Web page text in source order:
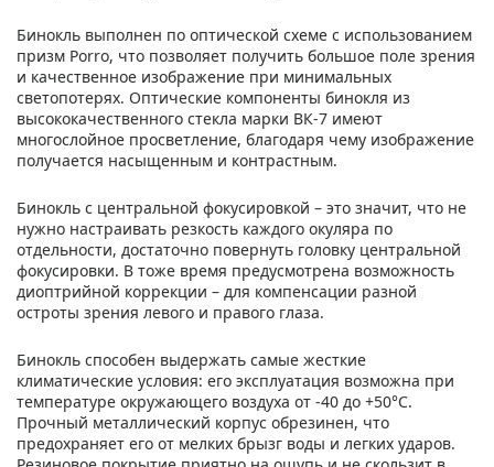
Бинокль выполнен по оптической схеме с использованием
призм Porro, что позволяет получить большое поле зрения
и качественное изображение при минимальных
светопотерях. Оптические компоненты бинокля из
высококачественного стекла марки ВК-7 имеют
многослойное просветление, благодаря чему изображение
получается насыщенным и контрастным.
Бинокль с центральной фокусировкой – это значит, что не
нужно настраивать резкость каждого окуляра по
отдельности, достаточно повернуть головку центральной
фокусировки. В тоже время предусмотрена возможность
диоптрийной коррекции – для компенсации разной
остроты зрения левого и правого глаза.
Бинокль способен выдержать самые жесткие
климатические условия: его эксплуатация возможна при
температуре окружающего воздуха от -40 до +50°С.
Прочный металлический корпус обрезинен, что
предохраняет его от мелких брызг воды и легких ударов.